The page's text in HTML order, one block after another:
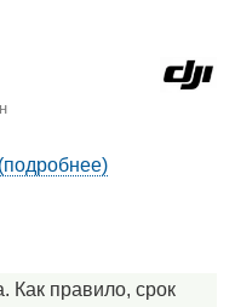
(подробнее)
Как правило, срок